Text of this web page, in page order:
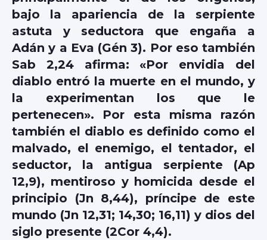
bajo la apariencia de la serpiente
astuta y seductora que engaña a
Adán y a Eva (Gén 3). Por eso también
Sab 2,24 afirma: «Por envidia del
diablo entró la muerte en el mundo, y
la experimentan los que le
pertenecen». Por esta misma razón
también el diablo es definido como el
malvado, el enemigo, el tentador, el
seductor, la antigua serpiente (Ap
12,9), mentiroso y homicida desde el
principio (Jn 8,44), príncipe de este
mundo (Jn 12,31; 14,30; 16,11) y dios del
siglo presente (2Cor 4,4).